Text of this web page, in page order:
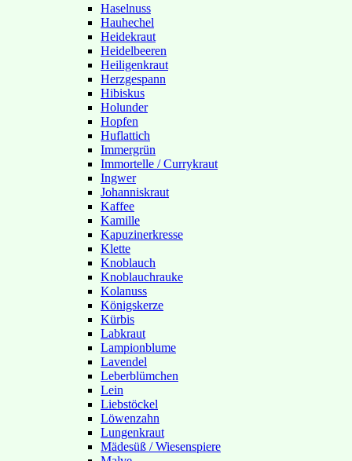
Haselnuss
Hauhechel
Heidekraut
Heidelbeeren
Heiligenkraut
Herzgespann
Hibiskus
Holunder
Hopfen
Huflattich
Immergrün
Immortelle / Currykraut
Ingwer
Johanniskraut
Kaffee
Kamille
Kapuzinerkresse
Klette
Knoblauch
Knoblauchrauke
Kolanuss
Königskerze
Kürbis
Labkraut
Lampionblume
Lavendel
Leberblümchen
Lein
Liebstöckel
Löwenzahn
Lungenkraut
Mädesüß / Wiesenspiere